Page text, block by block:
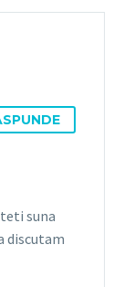
suna
discutam